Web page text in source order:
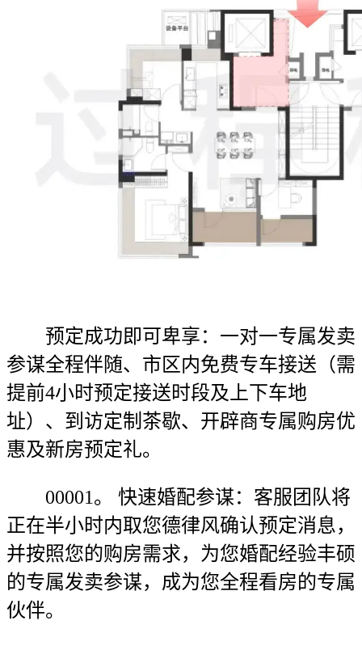
预定成功即可卑享：一对一专属发卖
参谋全程伴随、市区内免费专车接送（需
提前4小时预定接送时段及上下车地
址）、到访定制茶歇、开辟商专属购房优
惠及新房预定礼。
00001。 快速婚配参谋：客服团队将
正在半小时内取您德律风确认预定消息，
并按照您的购房需求，为您婚配经验丰硕
的专属发卖参谋，成为您全程看房的专属
伙伴。